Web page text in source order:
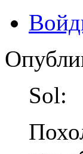
Sol: